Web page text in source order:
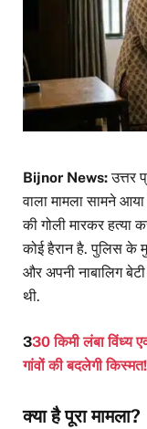
Bijnor News:उत्तर
वाला मामला सामने
की गोली मारकर हत्या
कोई हैरान है. पुलिस के
और अपनी नाबालिग
थी.
330 किमी लंबा विंध्य
गांवों की बदलेगी किस्मत!
क्या है पूरा मामला?